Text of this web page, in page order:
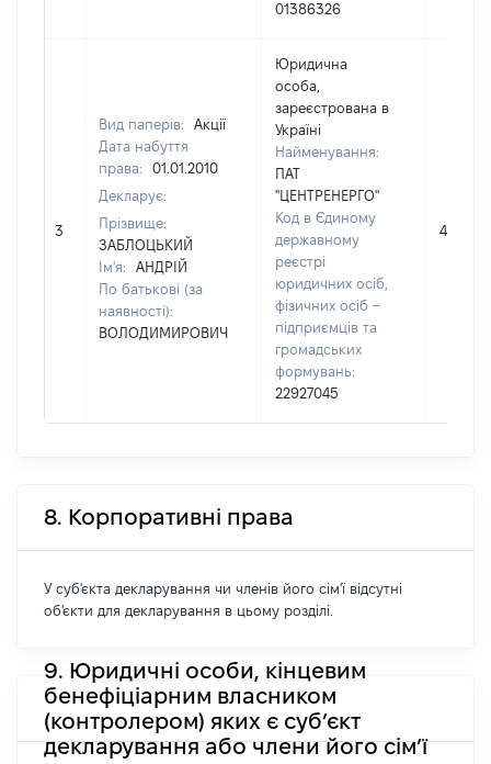
01386326
3
Вид паперів:
Акції
Дата набуття
права:
01.01.2010
Декларує:
Прізвище:
ЗАБЛОЦЬКИЙ
Ім'я:
АНДРІЙ
По батькові (за
наявності):
ВОЛОДИМИРОВИЧ
Юридична
особа,
зареєстрована в
Україні
Найменування:
ПАТ
"ЦЕНТРЕНЕРГО"
Код в Єдиному
державному
реєстрі
юридичних осіб,
фізичних осіб –
підприємців та
громадських
формувань:
22927045
400
8. Корпоративні права
У суб'єкта декларування чи членів його сім'ї відсутні
об'єкти для декларування в цьому розділі.
9. Юридичні особи, кінцевим
бенефіціарним власником
(контролером) яких є суб’єкт
декларування або члени його сім’ї